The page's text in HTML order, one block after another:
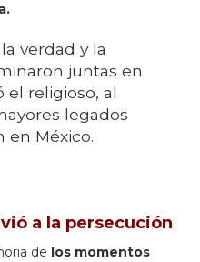
verdad y la
juntas en
el religioso, al
legados
en México.
a la persecución
de los momentos